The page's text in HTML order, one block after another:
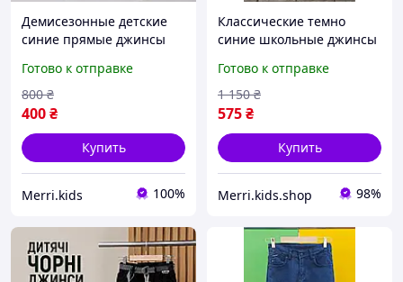
Демисезонные детские
синие прямые джинсы
потертостями, брюки
штаны джинсовые
школьные для мальчика
на 7 - 8 лет
Готово к отправке
400₴
800 ₴
Купить
Merri.kids 100%
Классические темно
синие школьные джинсы
джинсовые брюки на
поясе с утяжкой классика
на мальчика в школу
Готово к отправке
575₴
1 150 ₴
Купить
Merri.kids.shop 98%